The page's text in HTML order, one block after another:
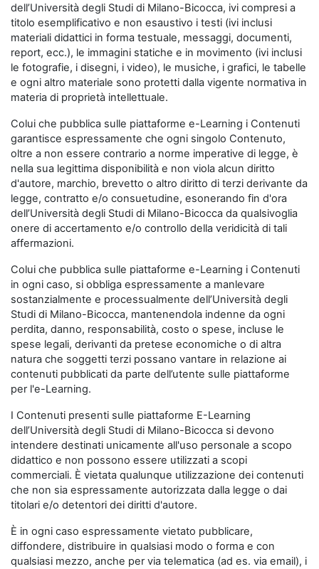
dell’Università degli Studi di Milano-Bicocca, ivi compresi a
titolo esemplificativo e non esaustivo i testi (ivi inclusi
materiali didattici in forma testuale, messaggi, documenti,
report, ecc.), le immagini statiche e in movimento (ivi inclusi
le fotografie, i disegni, i video), le musiche, i grafici, le tabelle
e ogni altro materiale sono protetti dalla vigente normativa in
materia di proprietà intellettuale.
Colui che pubblica sulle piattaforme e-Learning i Contenuti
garantisce espressamente che ogni singolo Contenuto,
oltre a non essere contrario a norme imperative di legge, è
nella sua legittima disponibilità e non viola alcun diritto
d'autore, marchio, brevetto o altro diritto di terzi derivante da
legge, contratto e/o consuetudine, esonerando fin d'ora
dell’Università degli Studi di Milano-Bicocca da qualsivoglia
onere di accertamento e/o controllo della veridicità di tali
affermazioni.
Colui che pubblica sulle piattaforme e-Learning i Contenuti
in ogni caso, si obbliga espressamente a manlevare
sostanzialmente e processualmente dell’Università degli
Studi di Milano-Bicocca, mantenendola indenne da ogni
perdita, danno, responsabilità, costo o spese, incluse le
spese legali, derivanti da pretese economiche o di altra
natura che soggetti terzi possano vantare in relazione ai
contenuti pubblicati da parte dell’utente sulle piattaforme
per l'e-Learning.
I Contenuti presenti sulle piattaforme E-Learning
dell’Università degli Studi di Milano-Bicocca si devono
intendere destinati unicamente all'uso personale a scopo
didattico e non possono essere utilizzati a scopi
commerciali. È vietata qualunque utilizzazione dei contenuti
che non sia espressamente autorizzata dalla legge o dai
titolari e/o detentori dei diritti d'autore.
È in ogni caso espressamente vietato pubblicare,
diffondere, distribuire in qualsiasi modo o forma e con
qualsiasi mezzo, anche per via telematica (ad es. via email), i